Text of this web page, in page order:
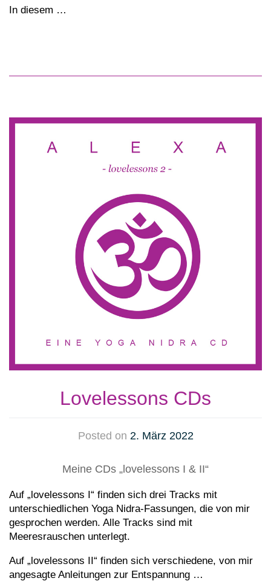
In diesem …
Lovelessons CDs
Posted on 2. März 2022
Meine CDs „lovelessons I & II“
Auf „lovelessons I“ finden sich drei Tracks mit
unterschiedlichen Yoga Nidra-Fassungen, die von mir
gesprochen werden. Alle Tracks sind mit
Meeresrauschen unterlegt.
Auf „lovelessons II“ finden sich verschiedene, von mir
angesagte Anleitungen zur Entspannung …